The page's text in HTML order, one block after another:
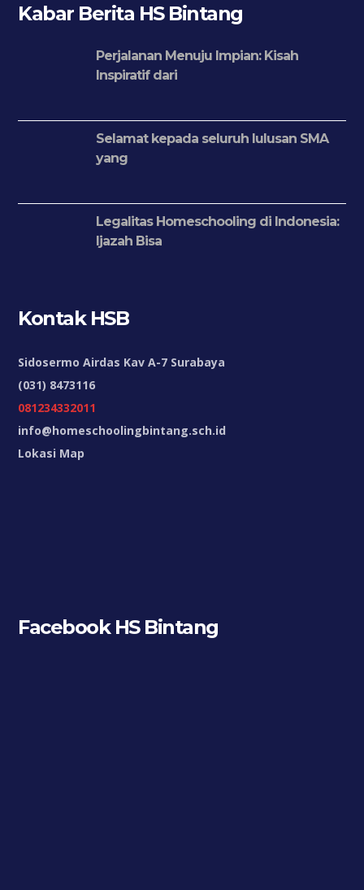
Kabar Berita HS Bintang
Perjalanan Menuju Impian: Kisah
Inspiratif dari
Selamat kepada seluruh lulusan SMA
yang
Legalitas Homeschooling di Indonesia:
Ijazah Bisa
Kontak HSB
Sidosermo Airdas Kav A-7 Surabaya
(031) 8473116
081234332011
info@homeschoolingbintang.sch.id
Lokasi Map
Facebook HS Bintang